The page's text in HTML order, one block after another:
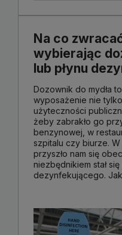
Na co
wybierając
lub płynu
Dozownik do mydła
wyposażenie nie
użyteczności
żeby zabrakło go
benzynowej, w
szpitalu czy biurze.
przyszło nam się
niezbędnikiem stał
dezynfekującego.